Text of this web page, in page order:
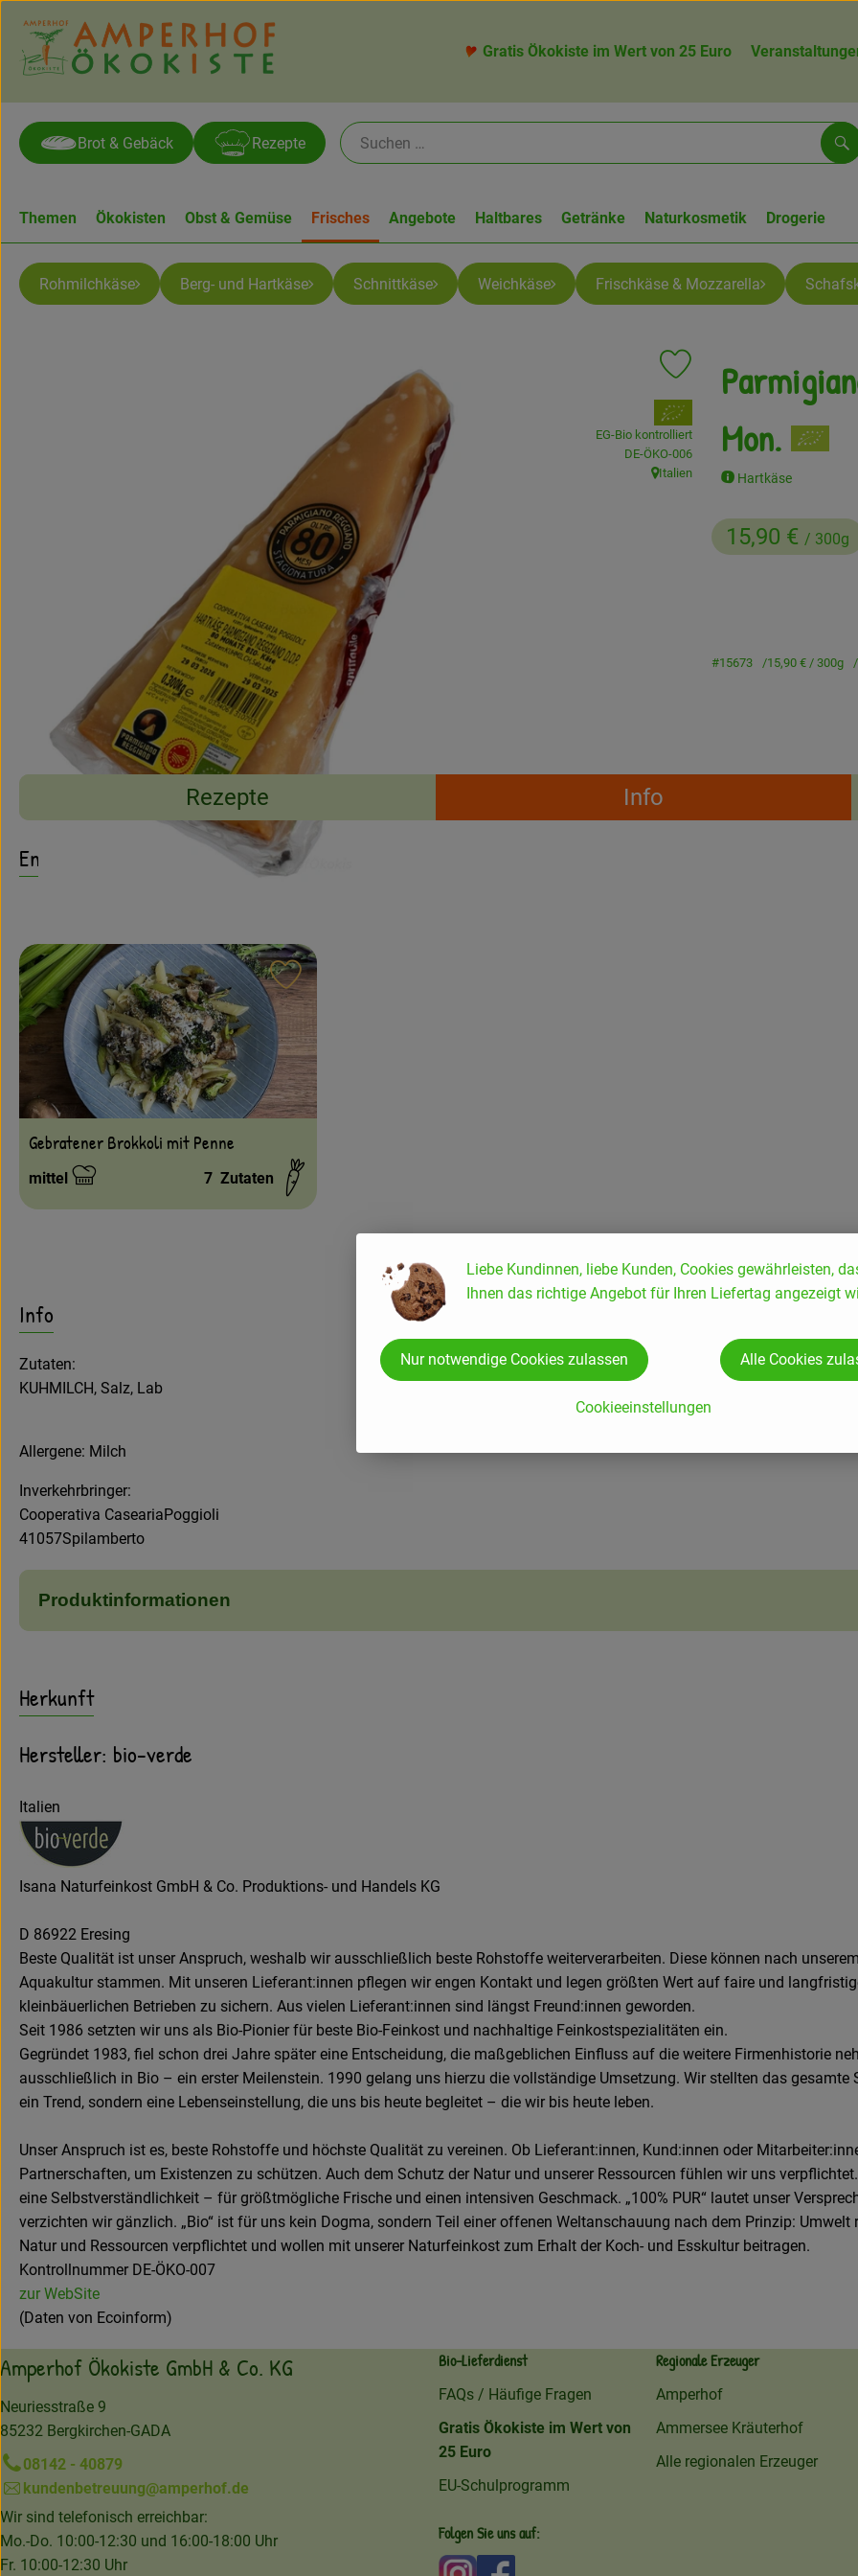
Gratis Ökokiste im Wert von 25 Euro
Brot & Gebäck Rezepte
Themen Ökokisten Obst & Gemüse Frisches Angebote Haltbares Getränke Naturkosmetik Drogerie
Rohmilchkäse Berg- und Hartkäse Schnittkäse Weichkäse Frischkäse & Mozzarella
Mon.
Hartkäse
15,90 € / 300g
Produkt zu Favouriten
, Verband:
EG-Bio kontrolliert
, Kontrollstelle:
DE-ÖKO-006
, Herkunft:
Italien
#15673 15,90 € / 300g
Rezepte Info
Entdecke passende Rezepte
Gebratener Brokkoli mit Penne
Schwierigkeit:
mittel 7 Zutaten
Rezept zu Favouriten hinzufügen
Info
Zutaten:
KUHMILCH, Salz, Lab
Allergene: Milch
Inverkehrbringer:
Cooperativa CaseariaPoggioli
41057Spilamberto
Produktinformationen
Herkunft
Hersteller: bio-verde
Italien
Isana Naturfeinkost GmbH & Co. Produktions- und Handels KG
D 86922 Eresing
Beste Qualität ist unser Anspruch, weshalb wir ausschließlich beste Rohstoffe weiterverarbeiten. Diese können nach
Aquakultur stammen. Mit unseren Lieferant:innen pflegen wir engen Kontakt und legen größten Wert auf faire und
kleinbäuerlichen Betrieben zu sichern. Aus vielen Lieferant:innen sind längst Freund:innen geworden.
Seit 1986 setzten wir uns als Bio-Pionier für beste Bio-Feinkost und nachhaltige Feinkostspezialitäten ein.
Gegründet 1983, fiel schon drei Jahre später eine Entscheidung, die maßgeblichen Einfluss auf die weitere Firmenhistorie
ausschließlich in Bio – ein erster Meilenstein. 1990 gelang uns hierzu die vollständige Umsetzung. Wir stellten das
ein Trend, sondern eine Lebenseinstellung, die uns bis heute begleitet – die wir bis heute leben.
Unser Anspruch ist es, beste Rohstoffe und höchste Qualität zu vereinen. Ob Lieferant:innen, Kund:innen oder
Partnerschaften, um Existenzen zu schützen. Auch dem Schutz der Natur und unserer Ressourcen fühlen wir uns
eine Selbstverständlichkeit – für größtmögliche Frische und einen intensiven Geschmack. „100% PUR“ lautet unser
verzichten wir gänzlich. „Bio“ ist für uns kein Dogma, sondern Teil einer offenen Weltanschauung nach dem Prinzip:
Natur und Ressourcen verpflichtet und wollen mit unserer Naturfeinkost zum Erhalt der Koch- und Esskultur beitragen.
Kontrollnummer DE-ÖKO-007
zur WebSite
(Daten von Ecoinform)
Amperhof Ökokiste GmbH & Co. KG
Neuriesstraße 9
85232 Bergkirchen-GADA
08142 - 40879
kundenbetreuung@amperhof.de
Wir sind telefonisch erreichbar:
Mo.-Do. 10:00-12:30 und 16:00-18:00 Uhr
Fr. 10:00-12:30 Uhr
Bio-Lieferdienst
FAQs / Häufige Fragen
Gratis Ökokiste im Wert von
25 Euro
EU-Schulprogramm
Regionale Erzeuger
Amperhof
Ammersee Kräuterhof
Alle regionalen Erzeuger
Folgen Sie uns auf:
Externer Link zu https://www.instagram.com/
Liebe Kundinnen, liebe Kunden, Cookies gewährleisten,
Ihnen das richtige Angebot für Ihren Liefertag angezeigt
Cookieeinstellungen
Nur notwendige Cookies zulassen Alle Cookies